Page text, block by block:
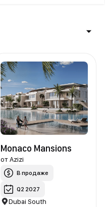
Monaco Mansions
от Azizi
В продаже
Q2 2027
Dubai South